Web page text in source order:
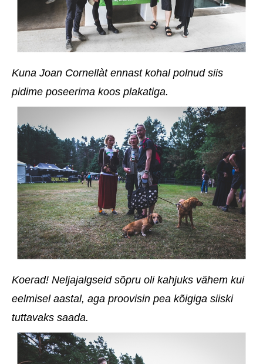
Kuna Joan Cornellàt ennast kohal polnud siis
pidime poseerima koos plakatiga.
Koerad! Neljajalgseid sõpru oli kahjuks vähem kui
eelmisel aastal, aga proovisin pea kõigiga siiski
tuttavaks saada.